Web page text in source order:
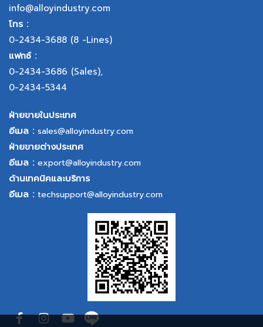
info@alloyindustry.com
โทร :
0-2434-3688 (8 -Lines)
แฟกซ์ :
0-2434-3686 (Sales),
0-2434-5344
ฝ่ายขายในประเทศ
อีเมล : sales@alloyindustry.com
ฝ่ายขายต่างประเทศ
อีเมล : export@alloyindustry.com
ด้านเทคนิคและบริการ
อีเมล : techsupport@alloyindustry.com